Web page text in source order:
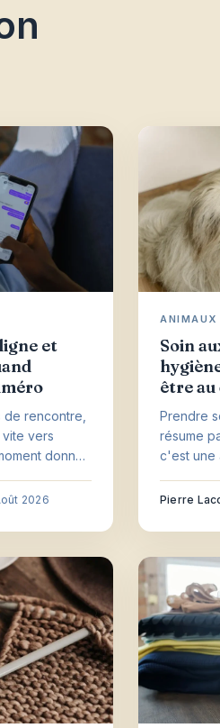
et
rencontre,
vite vers
donner
et garder
2026
ANIMAUX
Soin
être
Prendre
résume
c'est une
simples,
de
Pierre